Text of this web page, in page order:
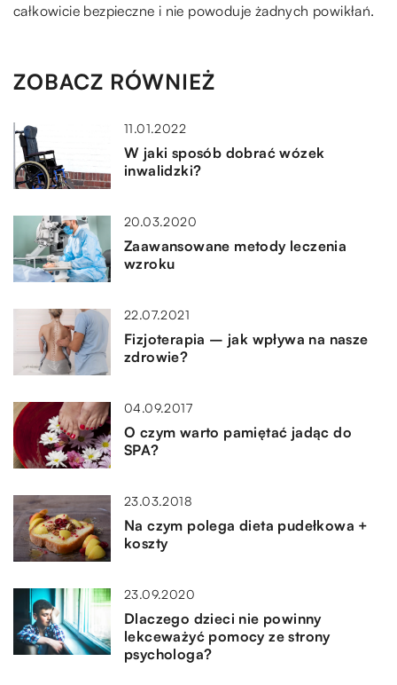
całkowicie bezpieczne i nie powoduje żadnych powikłań.
ZOBACZ RÓWNIEŻ
11.01.2022
W jaki sposób dobrać wózek
inwalidzki?
20.03.2020
Zaawansowane metody leczenia
wzroku
22.07.2021
Fizjoterapia – jak wpływa na nasze
zdrowie?
04.09.2017
O czym warto pamiętać jadąc do
SPA?
23.03.2018
Na czym polega dieta pudełkowa +
koszty
23.09.2020
Dlaczego dzieci nie powinny
lekceważyć pomocy ze strony
psychologa?